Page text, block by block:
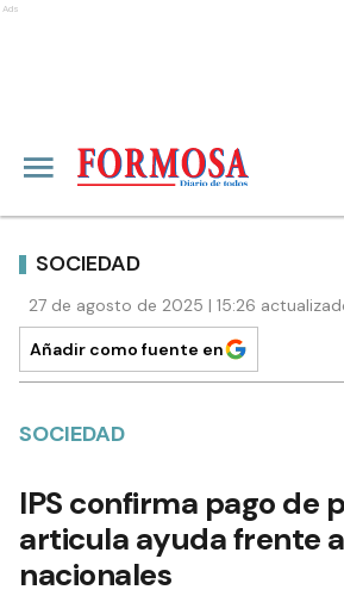
Ads
SOCIEDAD
27 de agosto de 2025 | 15:26
Añadir como fuente en
SOCIEDAD
IPS confirma pago de
articula ayuda frente
nacionales